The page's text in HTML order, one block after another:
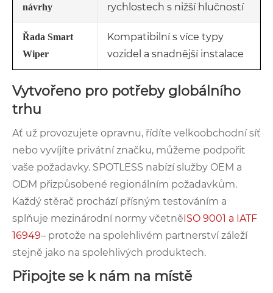
návrhy
rychlostech s nižší hlučností
Řada Smart
Wiper
Kompatibilní s více typy
vozidel a snadnější instalace
Vytvořeno pro potřeby globálního
trhu
Ať už provozujete opravnu, řídíte velkoobchodní síť
nebo vyvíjíte privátní značku, můžeme podpořit
vaše požadavky. SPOTLESS nabízí služby OEM a
ODM přizpůsobené regionálním požadavkům.
Každý stěrač prochází přísným testováním a
splňuje mezinárodní normy včetněISO 9001 a IATF
16949– protože na spolehlivém partnerství záleží
stejně jako na spolehlivých produktech.
Připojte se k nám na místě